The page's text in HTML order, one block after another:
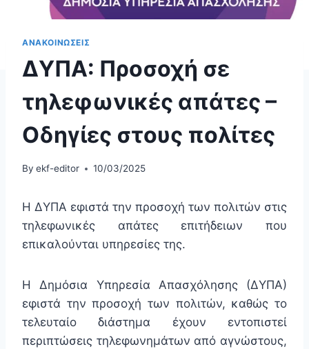
ΑΝΑΚΟΙΝΩΣΕΙΣ
ΔΥΠΑ: Προσοχή σε
τηλεφωνικές απάτες –
Οδηγίες στους πολίτες
By ekf-editor 10/03/2025
Η ΔΥΠΑ εφιστά την προσοχή των πολιτών στις
τηλεφωνικές απάτες επιτήδειων που
επικαλούνται υπηρεσίες της.
Η Δημόσια Υπηρεσία Απασχόλησης (ΔΥΠΑ)
εφιστά την προσοχή των πολιτών, καθώς το
τελευταίο διάστημα έχουν εντοπιστεί
περιπτώσεις τηλεφωνημάτων από αγνώστους,